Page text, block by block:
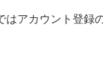
アカウント登録